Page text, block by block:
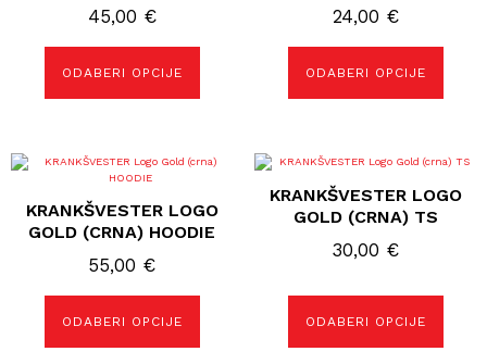
45,00 €
ODABERI OPCIJE
Opcije
se
na
24,00 €
ODABERI OPCIJE
Opcije
se
na
KRANKŠVESTER LOGO
GOLD (CRNA) HOODIE
55,00 €
ODABERI OPCIJE
Ovaj
proizvod
više
varijanti.
Opcije
se
mogu
stranici
KRANKŠVESTER LOGO
GOLD (CRNA) TS
30,00 €
ODABERI OPCIJE
Ovaj
ima
varijanti.
Opcije
se
stranici